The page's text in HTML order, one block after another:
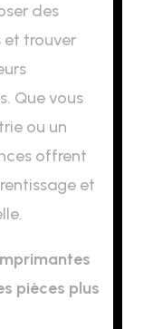
des
et trouver
Que vous
ou un
offrent
et
pièces plus